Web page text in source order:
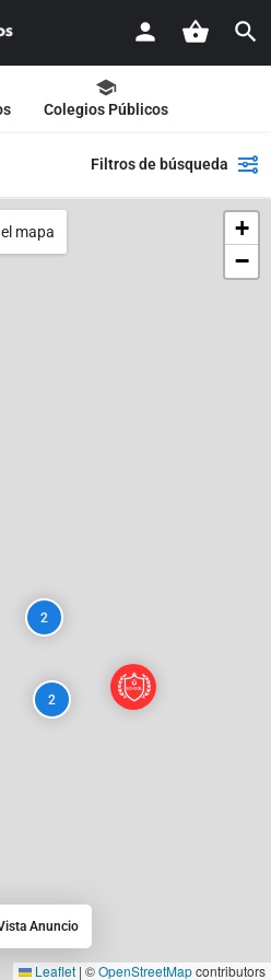
Colegios Públicos
Filtros de búsqueda
2
2
+
−
Leaflet | ©OpenStreetMapcontributors
mapa
Anuncio